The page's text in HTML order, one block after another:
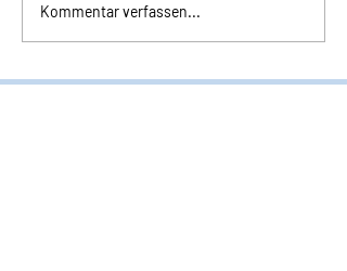
Inspiration zur Woche
11/2024
Kommentar verfassen...